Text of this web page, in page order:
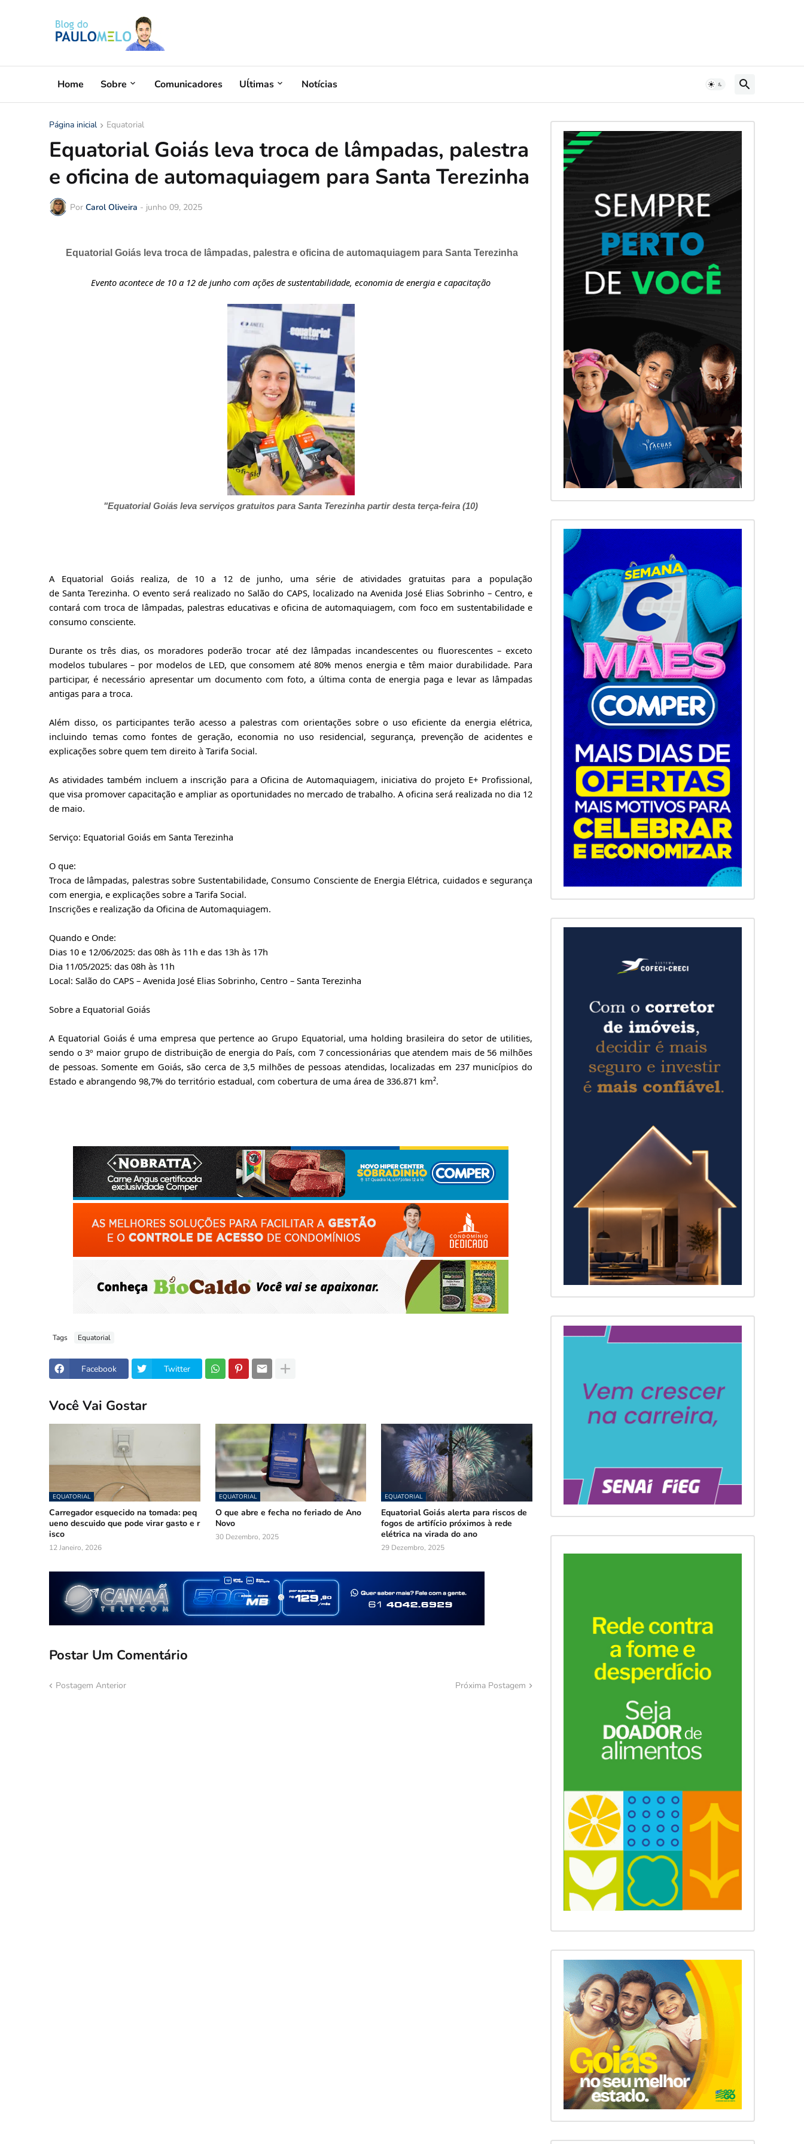
Home Sobre Comunicadores Uĺtimas Notícias
Página inicial Equatorial
Equatorial Goiás leva troca de lâmpadas, palestra
e oficina de automaquiagem para Santa Terezinha
Por Carol Oliveira - junho 09, 2025
Equatorial Goiás leva troca de lâmpadas, palestra e oficina de automaquiagem para Santa Terezinha
Evento acontece de 10 a 12 de junho com ações de sustentabilidade, economia de energia e capacitação
"Equatorial Goiás leva serviços gratuitos para Santa Terezinha partir desta terça-feira (10)
A Equatorial Goiás realiza, de 10 a 12 de junho, uma série de atividades gratuitas para a população
de Santa Terezinha. O evento será realizado no Salão do CAPS, localizado na Avenida José Elias Sobrinho – Centro, e
contará com troca de lâmpadas, palestras educativas e oficina de automaquiagem, com foco em sustentabilidade e
consumo consciente.
Durante os três dias, os moradores poderão trocar até dez lâmpadas incandescentes ou fluorescentes – exceto
modelos tubulares – por modelos de LED, que consomem até 80% menos energia e têm maior durabilidade. Para
participar, é necessário apresentar um documento com foto, a última conta de energia paga e levar as lâmpadas
antigas para a troca.
Além disso, os participantes terão acesso a palestras com orientações sobre o uso eficiente da energia elétrica,
incluindo temas como fontes de geração, economia no uso residencial, segurança, prevenção de acidentes e
explicações sobre quem tem direito à Tarifa Social.
As atividades também incluem a inscrição para a Oficina de Automaquiagem, iniciativa do projeto E+ Profissional,
que visa promover capacitação e ampliar as oportunidades no mercado de trabalho. A oficina será realizada no dia 12
de maio.
Serviço: Equatorial Goiás em Santa Terezinha
O que:
Troca de lâmpadas, palestras sobre Sustentabilidade, Consumo Consciente de Energia Elétrica, cuidados e segurança
com energia, e explicações sobre a Tarifa Social.
Inscrições e realização da Oficina de Automaquiagem.
Quando e Onde:
Dias 10 e 12/06/2025: das 08h às 11h e das 13h às 17h
Dia 11/05/2025: das 08h às 11h
Local: Salão do CAPS – Avenida José Elias Sobrinho, Centro – Santa Terezinha
Sobre a Equatorial Goiás
A Equatorial Goiás é uma empresa que pertence ao Grupo Equatorial, uma holding brasileira do setor de utilities,
sendo o 3º maior grupo de distribuição de energia do País, com 7 concessionárias que atendem mais de 56 milhões
de pessoas. Somente em Goiás, são cerca de 3,5 milhões de pessoas atendidas, localizadas em 237 municípios do
Estado e abrangendo 98,7% do território estadual, com cobertura de uma área de 336.871 km².
Tags Equatorial
Facebook Twitter
Você Vai Gostar
EQUATORIAL
Carregador esquecido na tomada: peq
ueno descuido que pode virar gasto e r
isco
12 Janeiro, 2026
EQUATORIAL
O que abre e fecha no feriado de Ano
Novo
30 Dezembro, 2025
EQUATORIAL
Equatorial Goiás alerta para riscos de
fogos de artifício próximos à rede
elétrica na virada do ano
29 Dezembro, 2025
Postar Um Comentário
Postagem Anterior Próxima Postagem